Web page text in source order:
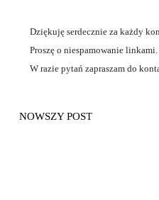
Dziękuję serdecznie za każdy
Proszę o niespamowanie linkami.
W razie pytań zapraszam do
NOWSZY POST